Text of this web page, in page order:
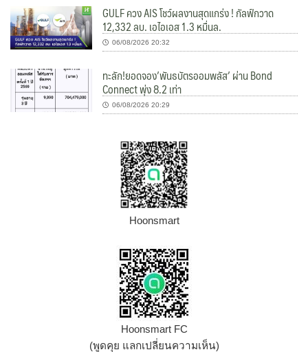
GULF ควง AIS โชว์ผลงานสุดแกร่ง ! กัลฟ์กวาด
12,332 ลบ. เอไอเอส 1.3 หมื่นล.
06/08/2026 20:32
ทะลัก!ยอดจอง’พันธบัตรออมพลัส’ ผ่าน Bond
Connect พุ่ง 8.2 เท่า
06/08/2026 20:29
Hoonsmart
Hoonsmart FC
(พูดคุย แลกเปลี่ยนความเห็น)